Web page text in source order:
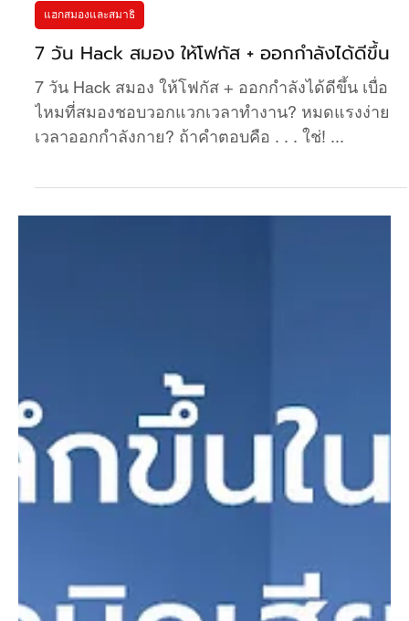
13 มิ.ย. 2568 ยาว 2 นาที
แฮกสมองและสมาธิ
7 วัน Hack สมอง ให้โฟกัส + ออกกำลังได้ดีขึ้น
7 วัน Hack สมอง ให้โฟกัส + ออกกำลังได้ดีขึ้น เบื่อ
ไหมที่สมองชอบวอกแวกเวลาทำงาน? หมดแรงง่าย